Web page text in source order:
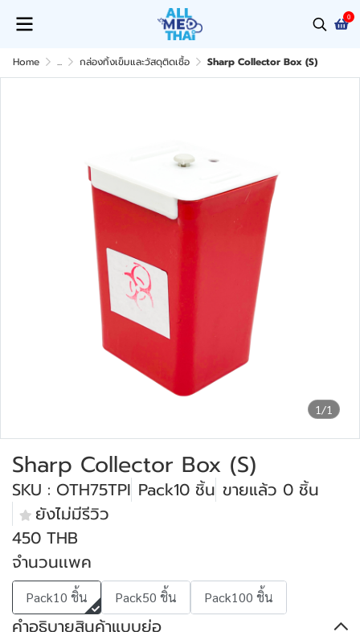
0
Home ... กล่องทิ้งเข็มและวัสดุติดเชื้อ Sharp Collector Box (S)
1/1
Sharp Collector Box (S)
SKU : OTH75TPI Pack10 ชิ้น ขายแล้ว 0 ชิ้น
ยังไม่มีรีวิว
450 THB
จำนวนเเพค
Pack10 ชิ้น Pack50 ชิ้น Pack100 ชิ้น
คำอธิบายสินค้าแบบย่อ